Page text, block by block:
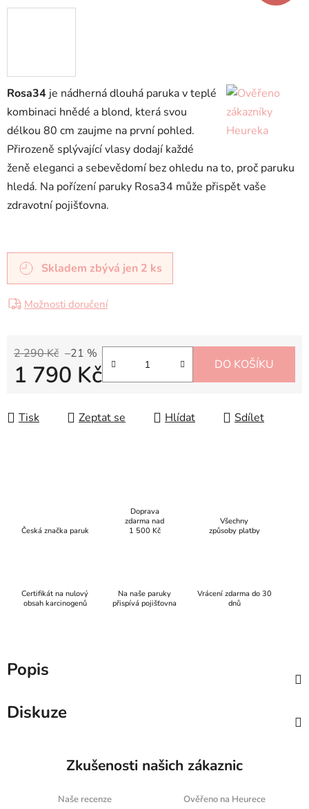
Rosa34 je nádherná dlouhá paruka v teplé
kombinaci hnědé a blond, která svou
délkou 80 cm zaujme na první pohled.
Přirozeně splývající vlasy dodají každé
ženě eleganci a sebevědomí bez ohledu na to, proč paruku
hledá. Na pořízení paruky Rosa34 může přispět vaše
zdravotní pojišťovna.
Skladem zbývá jen 2 ks
Možnosti doručení
2 290 Kč –21 %
1 790 Kč DO KOŠÍKU
Tisk Zeptat se Hlídat Sdílet
Česká značka paruk
Doprava
zdarma nad
1 500 Kč
Všechny
způsoby platby
Certifikát na nulový
obsah karcinogenů
Na naše paruky
přispívá pojišťovna
Vrácení zdarma do 30
dnů
Popis
Diskuze
Zkušenosti našich zákaznic
Naše recenze Ověřeno na Heurece